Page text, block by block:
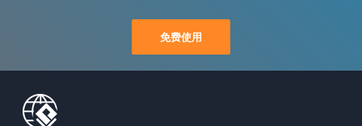
免费使用